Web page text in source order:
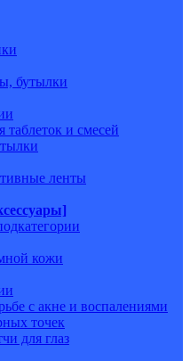
бутылки
таблеток и смесей
ленты
кожи
с акне и воспалениями
точек
для глаз